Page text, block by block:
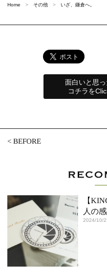
Home その他 いざ、鎌倉へ。
面白いと思っ
コチラを
<BEFORE
【
人の
2024/10/